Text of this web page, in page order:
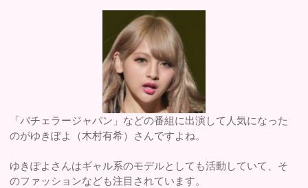
「バチェラージャパン」などの番組に出演して人気になった
のがゆきぽよ（木村有希）さんですよね。
ゆきぽよさんはギャル系のモデルとしても活動していて、そ
のファッションなども注目されています。